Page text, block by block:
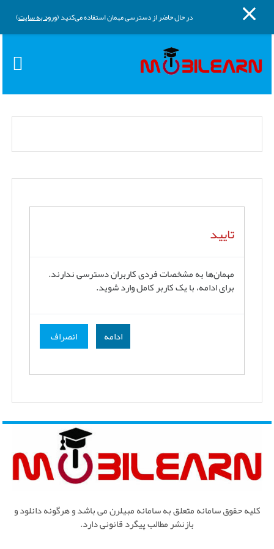
پرش به محتوای اصلی
پنل کناری در حال حاضر از دسترسی مهمان استفاده می‌کنید (ورود به سایت)
تایید
مهمان‌ها به مشخصات فردی کاربران دسترسی ندارند.
برای ادامه، با یک کاربر کامل وارد شوید.
ادامه انصراف
کلیه حقوق سامانه متعلق به سامانه مبیلرن می باشد و هرگونه دانلود و
بازنشر مطالب پیگرد قانونی دارد.